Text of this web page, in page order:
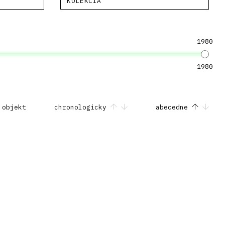
1980
1980
objekt chronologicky abecedne